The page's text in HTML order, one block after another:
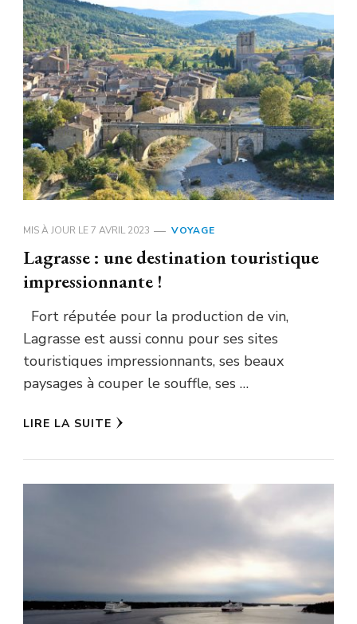
MIS À JOUR LE7 AVRIL 2023 VOYAGE
Lagrasse : une destination touristique
impressionnante !
Fort réputée pour la production de vin,
Lagrasse est aussi connu pour ses sites
touristiques impressionnants, ses beaux
paysages à couper le souffle, ses …
LIRE LA SUITE